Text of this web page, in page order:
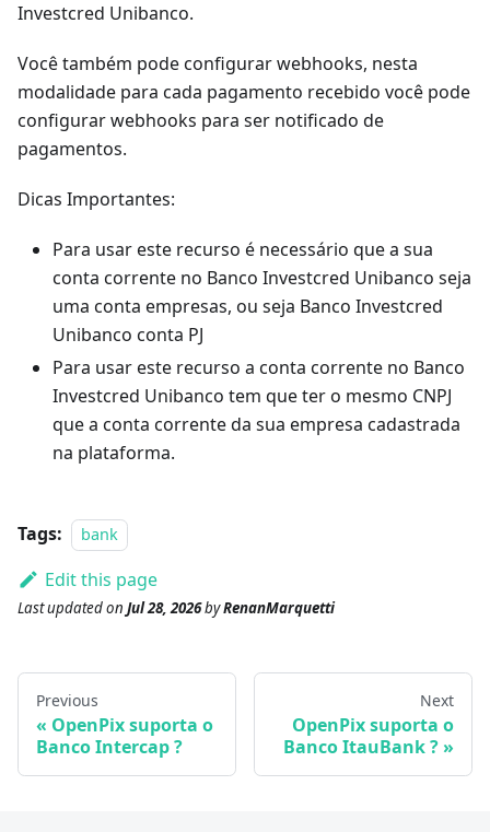
Investcred Unibanco.
Você também pode configurar webhooks, nesta
modalidade para cada pagamento recebido você pode
configurar webhooks para ser notificado de
pagamentos.
Dicas Importantes:
Para usar este recurso é necessário que a sua
conta corrente no Banco Investcred Unibanco seja
uma conta empresas, ou seja Banco Investcred
Unibanco conta PJ
Para usar este recurso a conta corrente no Banco
Investcred Unibanco tem que ter o mesmo CNPJ
que a conta corrente da sua empresa cadastrada
na plataforma.
Tags: bank
Edit this page
Last updatedon Jul 28, 2026byRenanMarquetti
Previous
OpenPix suporta o
Banco Intercap ?
Next
OpenPix suporta o
Banco ItauBank ?